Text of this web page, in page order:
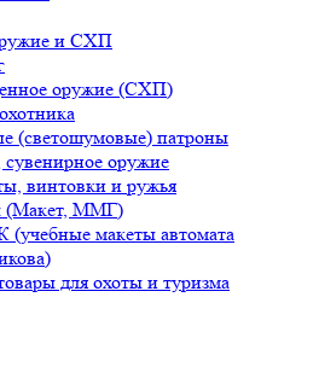
и СХП
оружие (СХП)
(светошумовые) патроны
оружие
винтовки и ружья
(Макет, ММГ)
макеты автомата
для охоты и туризма